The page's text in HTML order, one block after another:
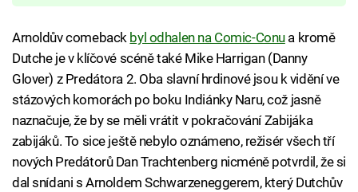
Arnoldův comeback byl odhalen na Comic-Conua kromě
Dutche je v klíčové scéně také Mike Harrigan (Danny
Glover) z Predátora 2. Oba slavní hrdinové jsou k vidění ve
stázových komorách po boku Indiánky Naru, což jasně
naznačuje, že by se měli vrátit v pokračování Zabijáka
zabijáků. To sice ještě nebylo oznámeno, režisér všech tří
nových Predátorů Dan Trachtenberg nicméně potvrdil, že si
dal snídani s Arnoldem Schwarzeneggerem, který Dutchův